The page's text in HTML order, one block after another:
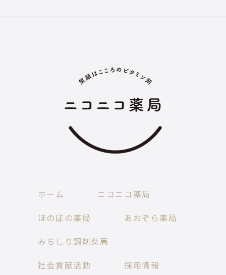
ホーム
ニコニコ薬局
ほのぼの薬局
あおぞら薬局
みちしり調剤薬局
社会貢献活動
採用情報